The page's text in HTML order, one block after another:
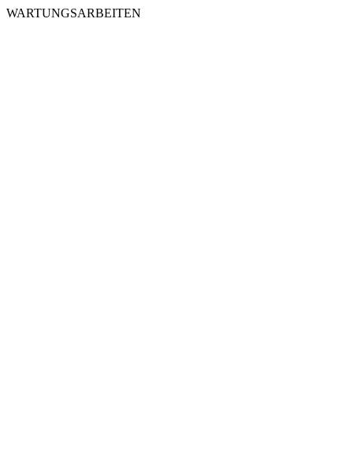
WARTUNGSARBEITEN